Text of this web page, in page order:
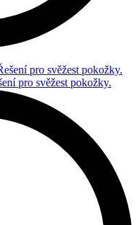
pro svěžest pokožky.